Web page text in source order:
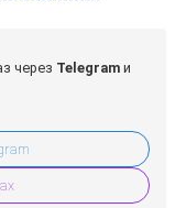
через Telegram и